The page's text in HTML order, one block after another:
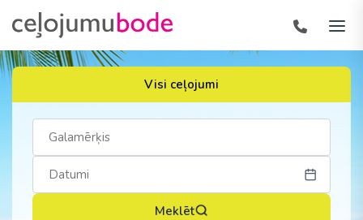
Visi ceļojumi
Meklēt